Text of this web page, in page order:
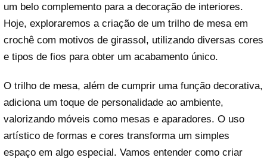
um belo complemento para a decoração de interiores.
Hoje, exploraremos a criação de um trilho de mesa em
crochê com motivos de girassol, utilizando diversas cores
e tipos de fios para obter um acabamento único.
O trilho de mesa, além de cumprir uma função decorativa,
adiciona um toque de personalidade ao ambiente,
valorizando móveis como mesas e aparadores. O uso
artístico de formas e cores transforma um simples
espaço em algo especial. Vamos entender como criar